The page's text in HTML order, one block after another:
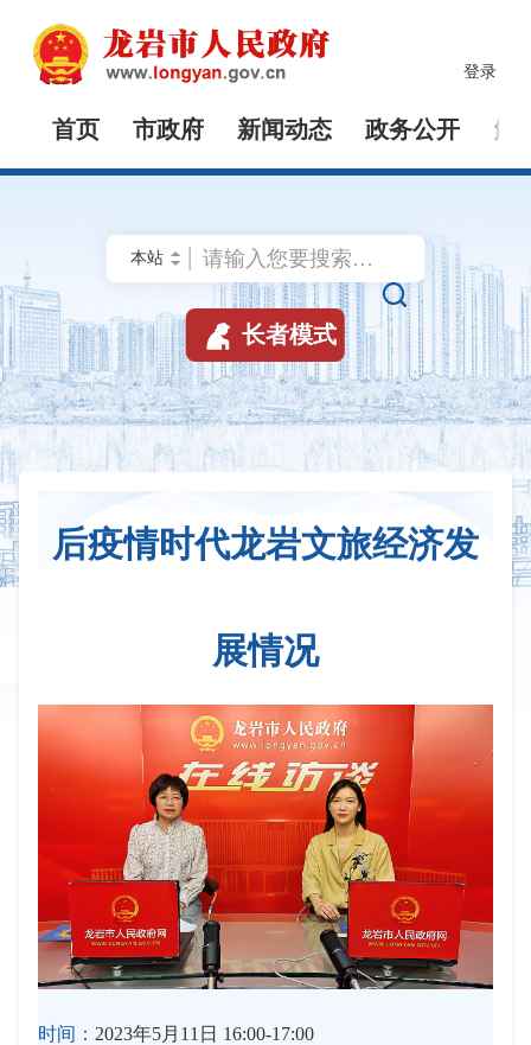
登录
首页 市政府 新闻动态 政务公开 解

 长者模式
后疫情时代龙岩文旅经济发
展情况
时间： 2023年5月11日 16:00-17:00